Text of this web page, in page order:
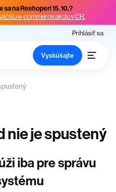
na Reshoperi 15. 10.?
e-commerce akciu v ČR.
Prihlásiť sa
Vyskúšajte
nie je spustený
iba pre správu